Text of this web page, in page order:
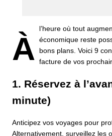
À
l’heure où tout
économique reste
bons plans. Voici 9
facture de vos
1. Réservez à
minute)
Anticipez vos voyages pour
Alternativement, surveillez les